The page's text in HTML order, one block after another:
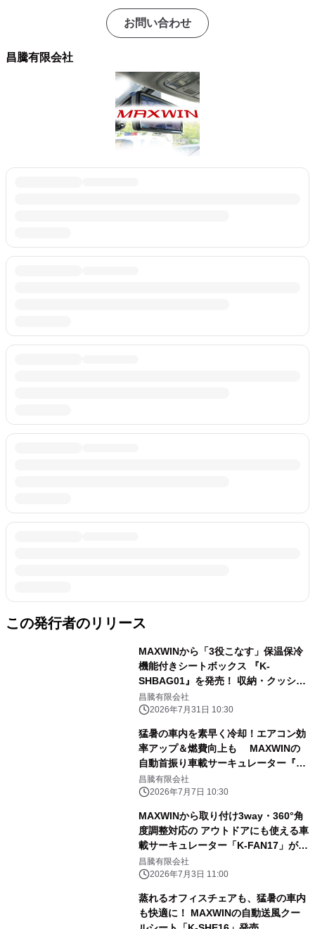
お問い合わせ
昌騰有限会社
この発行者のリリース
MAXWINから「3役こなす」保温保冷
機能付きシートボックス 『K-
SHBAG01』を発売！ 収納・クッショ
ン・バッグで車内をスッキリ快適に
昌騰有限会社
2026年7月31日 10:30
猛暑の車内を素早く冷却！エアコン効
率アップ＆燃費向上も MAXWINの
自動首振り車載サーキュレーター『K-
FAN14-B』が 再入荷
昌騰有限会社
2026年7月7日 10:30
MAXWINから取り付け3way・360°角
度調整対応の アウトドアにも使える車
載サーキュレーター「K-FAN17」が登
場
昌騰有限会社
2026年7月3日 11:00
蒸れるオフィスチェアも、猛暑の車内
も快適に！ MAXWINの自動送風クー